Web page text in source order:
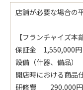
店舗が必要な場合の
【フランチャイズ本
保証金 1,550,000円
設備（什器、備品
開店時における商
研修費 290,000円